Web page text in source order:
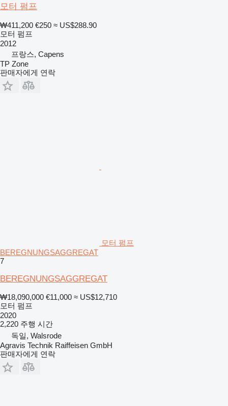
모터 펌프
₩411,200 €250 ≈ US$288.90
모터 펌프
2012
프랑스, Capens
TP Zone
판매자에게 연락
모터 펌프
BEREGNUNGSAGGREGAT
7
BEREGNUNGSAGGREGAT
₩18,090,000 €11,000 ≈ US$12,710
모터 펌프
2020
2,220 주행 시간
독일, Walsrode
Agravis Technik Raiffeisen GmbH
판매자에게 연락